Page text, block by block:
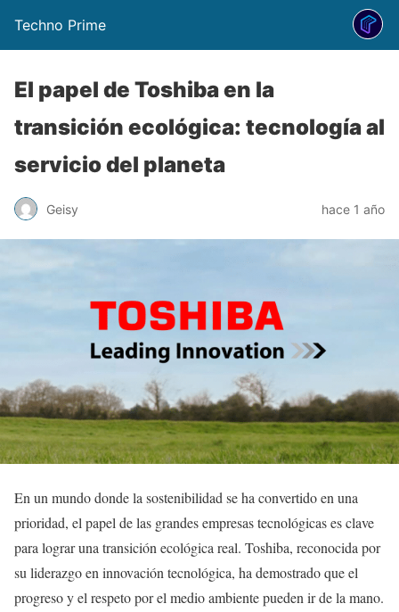
Techno Prime
El papel de Toshiba en la
transición ecológica: tecnología al
servicio del planeta
Geisy hace 1 año
En un mundo donde la sostenibilidad se ha convertido en una
prioridad, el papel de las grandes empresas tecnológicas es clave
para lograr una transición ecológica real. Toshiba, reconocida por
su liderazgo en innovación tecnológica, ha demostrado que el
progreso y el respeto por el medio ambiente pueden ir de la mano.